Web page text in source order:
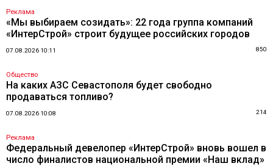
Реклама
«Мы выбираем созидать»: 22 года группа компаний
«ИнтерСтрой» строит будущее российских городов
07.08.2026 10:11 850
Общество
На каких АЗС Севастополя будет свободно
продаваться топливо?
07.08.2026 10:08 214
Реклама
Федеральный девелопер «ИнтерСтрой» вновь вошел в
число финалистов национальной премии «Наш вклад»